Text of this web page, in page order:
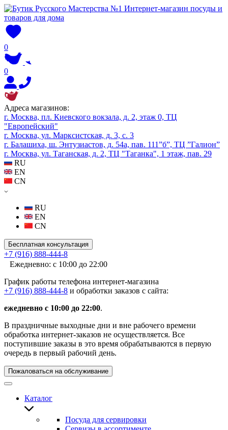
0
0
Адреса магазинов:
г. Москва, пл. Киевского вокзала, д. 2, этаж 0, ТЦ
"Европейский"
г. Москва, ул. Марксистская, д. 3, с. 3
г. Балашиха, ш. Энтузиастов, д. 54а, пав. 111”б”, ТЦ ”Галион”
г. Москва, ул. Таганская, д. 2, ТЦ "Таганка", 1 этаж, пав. 29
RU
EN
CN
RU
EN
CN
Бесплатная консультация
+7 (916) 888-444-8
Ежедневно: с 10:00 до 22:00
График работы телефона интернет-магазина
+7 (916) 888-444-8 и обработки заказов с сайта:
ежедневно с 10:00 до 22:00.
В праздничные выходные дни и вне рабочего времени
обработка интернет-заказов не осуществляется. Все
поступившие заказы в это время обрабатываются в первую
очередь в первый рабочий день.
Пожаловаться на обслуживание
Каталог
Посуда для сервировки